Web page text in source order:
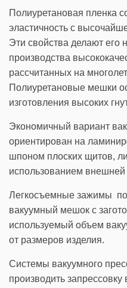
Полиуретановая пленка
эластичность с
Эти свойства делают
производства
рассчитанных на
Полиуретановые мешки
изготовления высоких
Экономичный вариант
ориентирован на
шпоном плоских щитов,
использованием
Легкосъемные зажимы
вакуумный мешок с
используемый объем
от размеров изделия.
Системы вакуумного
производить